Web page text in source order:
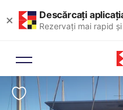
× Descărcați
Rezervați mai rapid